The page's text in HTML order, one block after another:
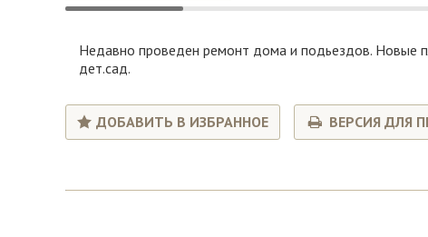
Недавно проведен ремонт дома и подьездов. Новые
дет.сад.
ДОБАВИТЬ В ИЗБРАННОЕ ВЕРСИЯ ДЛЯ